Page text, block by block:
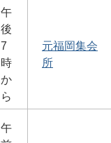
午
後
7
時
か
ら
元福岡集会
所
午